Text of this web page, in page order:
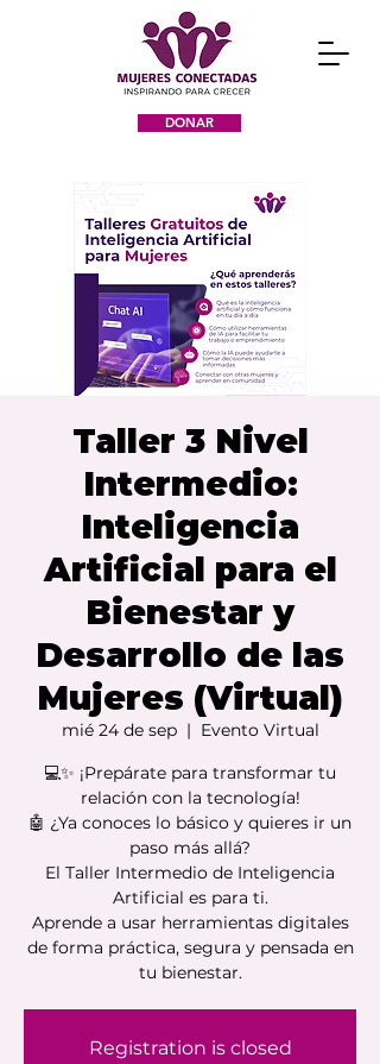
DONAR
Taller 3 Nivel
Intermedio:
Inteligencia
Artificial para el
Bienestar y
Desarrollo de las
Mujeres (Virtual)
mié 24 de sep
  |
Evento Virtual
💻✨ ¡Prepárate para transformar tu
relación con la tecnología!
🤖 ¿Ya conoces lo básico y quieres ir un
paso más allá?
El Taller Intermedio de Inteligencia
Artificial es para ti.
Aprende a usar herramientas digitales
de forma práctica, segura y pensada en
tu bienestar.
Registration is closed